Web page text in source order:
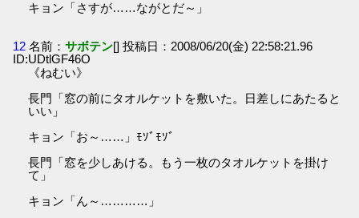
キョン「さすが……ながとだ～」
12 名前：サボテン[] 投稿日：2008/06/20(金) 22:58:21.96
ID:UDtlGF46O
《ねむい》
長門「窓の前にタオルケットを敷いた。日差しにあたると
いい」
キョン「お～……」ﾓｿﾞﾓｿﾞ
長門「窓を少しあける。もう一枚のタオルケットを掛け
て」
キョン「ん～…………」